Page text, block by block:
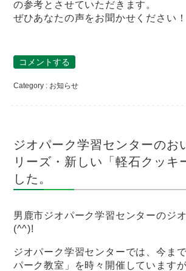
の参考とさせていただきます。
ぜひあなたの声をお聞かせください！
コメントする
Category : お知らせ
ジオパーク学習センターのお
リーズ・新しい「軽石クッキ
した。
男鹿市ジオパーク学習センターのジ
(^^)!
ジオパーク学習センターでは、今ま
パーク教室」を時々開催しています